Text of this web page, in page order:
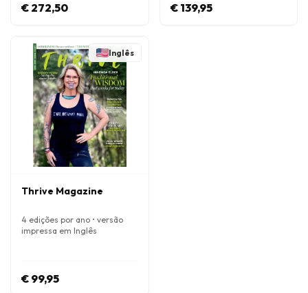
€ 272,50 € 139,95
Inglês
Thrive Magazine
4 edições por ano • versão
impressa em Inglês
€ 99,95